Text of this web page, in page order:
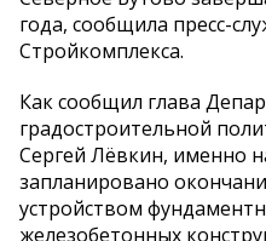
года, сообщила пресс-
Стройкомплекса.
Как сообщил глава
градостроительной
Сергей Лёвкин, именно
запланировано
устройством
железобетонных